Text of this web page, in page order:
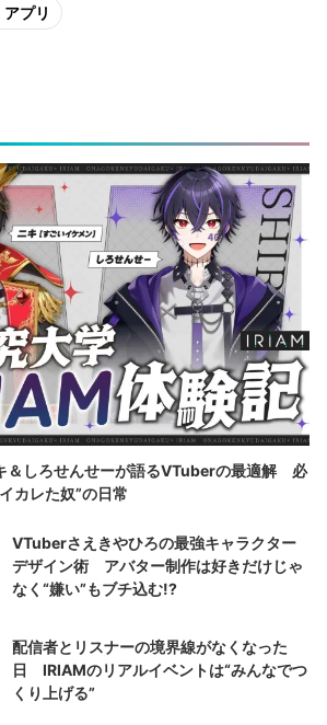
アプリ
＆しろせんせーが語るVTuberの最適解 必
カレた奴”の日常
VTuberさえきやひろの最強キャラクター
デザイン術 アバター制作は好きだけじゃ
なく“嫌い”もブチ込む!?
配信者とリスナーの境界線がなくなった
日 IRIAMのリアルイベントは“みんなでつ
くり上げる”